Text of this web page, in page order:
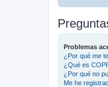
Problemas
¿Por qué me
¿Qué es
¿Por qué no
Me he